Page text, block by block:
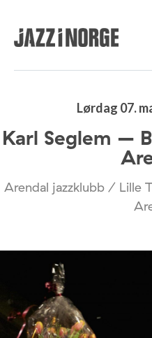
Lørdag 07.
Karl Seglem –
Arendal jazzklubb / Lille